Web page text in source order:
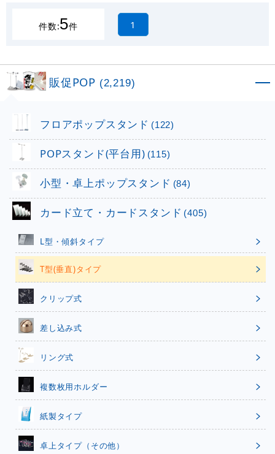
件数:5件 1
販促POP (2,219)
フロアポップスタンド (122)
POPスタンド(平台用) (115)
小型・卓上ポップスタンド (84)
カード立て・カードスタンド (405)
L型・傾斜タイプ
T型(垂直)タイプ
クリップ式
差し込み式
リング式
複数枚用ホルダー
紙製タイプ
卓上タイプ（その他）